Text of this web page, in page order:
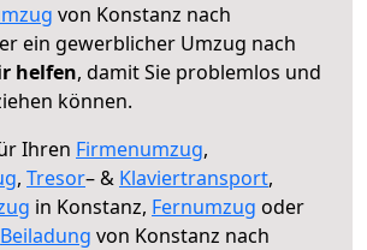
von Konstanz nach
ein gewerblicher Umzug nach
helfen, damit Sie problemlos und
können.
Ihren Firmenumzug,
, Tresor– & Klaviertransport,
in Konstanz, Fernumzug oder
Beiladung von Konstanz nach